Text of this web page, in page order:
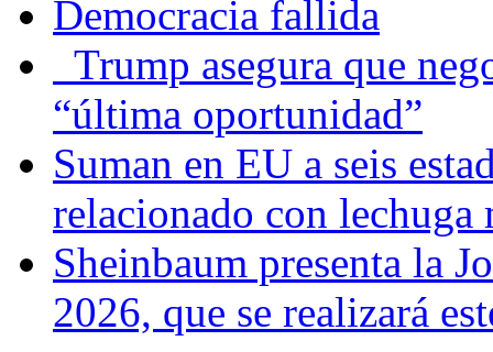
Democracia fallida
Trump asegura que
“última oportunidad”
Suman en EU a seis
relacionado con lechuga
Sheinbaum presenta la
2026, que se realizará